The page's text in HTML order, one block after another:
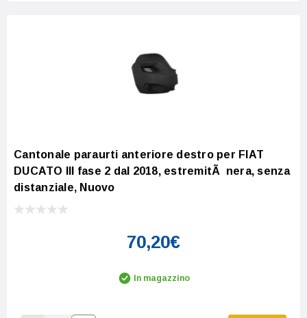
Cantonale paraurti anteriore destro per FIAT
DUCATO III fase 2 dal 2018, estremitÃ nera, senza
distanziale, Nuovo
70,20€
In magazzino